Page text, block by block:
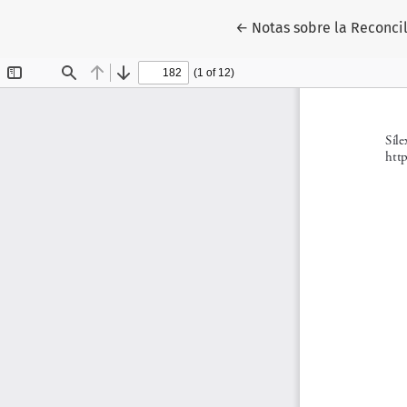
← Volver a los detalles
Notas sobre la